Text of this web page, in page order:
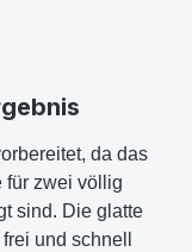
da das
für zwei völlig
sind. Die glatte
und schnell